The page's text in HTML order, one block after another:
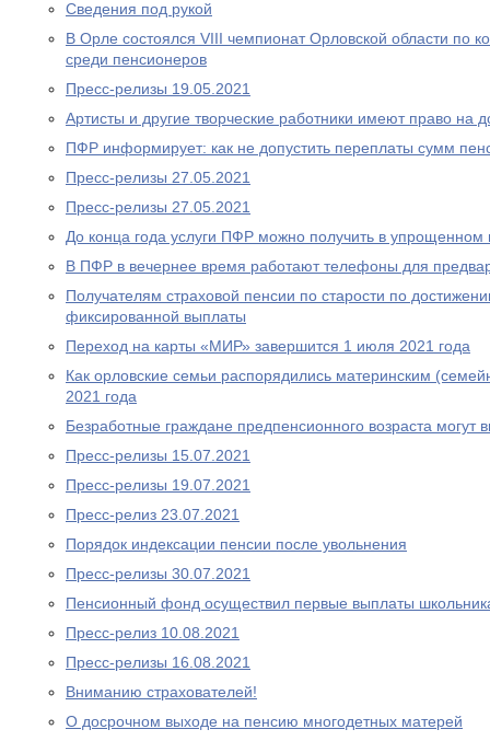
Сведения под рукой
В Орле состоялся VIII чемпионат Орловской области по
среди пенсионеров
Пресс-релизы 19.05.2021
Артисты и другие творческие работники имеют право на
ПФР информирует: как не допустить переплаты сумм
Пресс-релизы 27.05.2021
Пресс-релизы 27.05.2021
До конца года услуги ПФР можно получить в упрощенном
В ПФР в вечернее время работают телефоны для
Получателям страховой пенсии по старости по
фиксированной выплаты
Переход на карты «МИР» завершится 1 июля 2021 года
Как орловские семьи распорядились материнским
2021 года
Безработные граждане предпенсионного возраста
Пресс-релизы 15.07.2021
Пресс-релизы 19.07.2021
Пресс-релиз 23.07.2021
Порядок индексации пенсии после увольнения
Пресс-релизы 30.07.2021
Пенсионный фонд осуществил первые выплаты
Пресс-релиз 10.08.2021
Пресс-релизы 16.08.2021
Вниманию страхователей!
О досрочном выходе на пенсию многодетных матерей